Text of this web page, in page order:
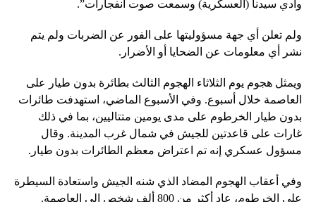
وادي سيدنا (العسكرية) وسمعت صوت انفجارات”.
ولم تعلن أي جهة مسؤوليتها على الفور عن الضربات ولم يتم
نشر أي معلومات عن الضحايا أو الأضرار.
ويمثل هجوم يوم الثلاثاء الهجوم الثالث بطائرة بدون طيار على
العاصمة خلال أسبوع. وفي الأسبوع الماضي، استهدفت طائرات
بدون طيار الخرطوم على مدى يومين متتاليين، بما في ذلك
غارات على قاعدتين للجيش في شمال غرب المدينة. وقال
مسؤول عسكري إنه تم اعتراض معظم الطائرات بدون طيار.
وفي أعقاب الهجوم المضاد الذي شنه الجيش واستعادة السيطرة
على الخرطوم، عاد أكثر من 800 ألف شخص إلى العاصمة.